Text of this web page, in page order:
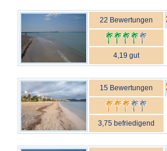
22 Bewertungen
4,19 gut
15 Bewertungen
3,75 befriedigend